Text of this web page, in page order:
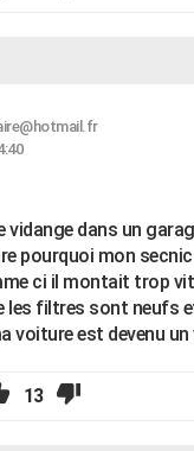
vidange dans un
pourquoi mon
ci il montait trop
les filtres sont neufs
voiture est devenu
13